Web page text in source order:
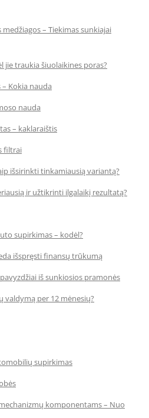
– Tiekimas sunkiajai
jie traukia šiuolaikines poras?
Kokia nauda
nauda
– kaklaraištis
filtrai
išsirinkti tinkamiausią variantą?
ir užtikrinti ilgalaikį rezultatą?
supirkimas – kodėl?
išspręsti finansų trūkumą
iš sunkiosios pramonės
per 12 mėnesių?
supirkimas
komponentams – Nuo